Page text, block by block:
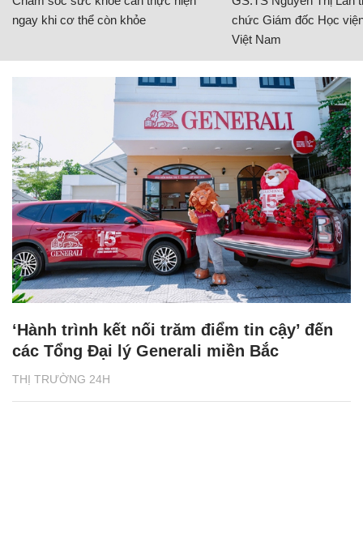
ngay khi cơ thể còn khỏe
chức Giám đốc Học
Việt Nam
THỊ TRƯỜNG 24H
‘Hành trình kết nối trăm điểm tin cậy’ đến
các Tổng Đại lý Generali miền Bắc